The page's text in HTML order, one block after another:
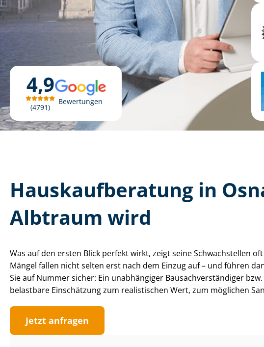
4,9
4791
Bewertungen
Haus­kauf­be­ra­tung in
Albtraum wird
Was auf den ersten Blick perfekt wirkt, zeigt seine Schwachstellen
Mängel fallen nicht selten erst nach dem Einzug auf – und führen
Sie auf Nummer sicher: Ein unabhängiger Bau­sach­ver­stän­di­ger
belastbare Einschätzung zum realistischen Wert, zum möglichen
Jetzt anfragen